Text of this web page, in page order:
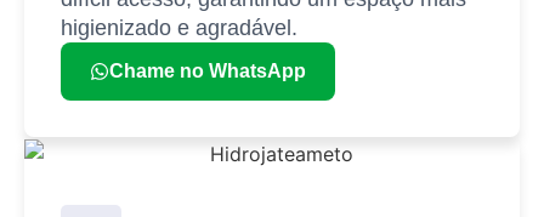
higienizado e agradável.
Chame no WhatsApp